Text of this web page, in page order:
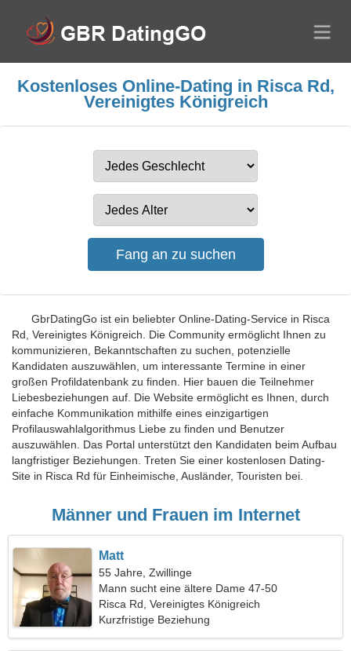
Kostenloses Online-Dating in Risca Rd,
Vereinigtes Königreich
GbrDatingGo ist ein beliebter Online-Dating-Service in Risca
Rd, Vereinigtes Königreich. Die Community ermöglicht Ihnen zu
kommunizieren, Bekanntschaften zu suchen, potenzielle
Kandidaten auszuwählen, um interessante Termine in einer
großen Profildatenbank zu finden. Hier bauen die Teilnehmer
Liebesbeziehungen auf. Die Website ermöglicht es Ihnen, durch
einfache Kommunikation mithilfe eines einzigartigen
Profilauswahlalgorithmus Liebe zu finden und Benutzer
auszuwählen. Das Portal unterstützt den Kandidaten beim Aufbau
langfristiger Beziehungen. Treten Sie einer kostenlosen Dating-
Site in Risca Rd für Einheimische, Ausländer, Touristen bei.
Männer und Frauen im Internet
Matt
55 Jahre, Zwillinge
Mann sucht eine ältere Dame 47-50
Risca Rd, Vereinigtes Königreich
Kurzfristige Beziehung